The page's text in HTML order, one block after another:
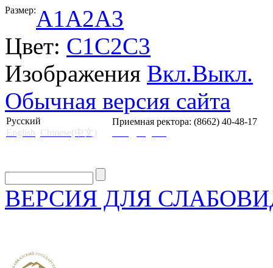
Размер:A1A2A3
Цвет: C1C2C3
Изображения Вкл.Выкл.
Обычная версия сайта
Русский
English Chinese(中文)
Приемная ректора: (8662) 40-48-17
ВЕРСИЯ ДЛЯ